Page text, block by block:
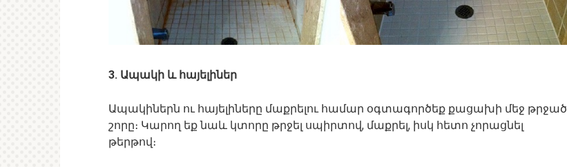
3. Ապակի և հայելիներ
Ապակիներն ու հայելիները մաքրելու համար օգտագործեք քացախի մեջ թրջած
շորը։ Կարող եք նաև կտորը թրջել սպիրտով, մաքրել, իսկ հետո չորացնել
թերթով։